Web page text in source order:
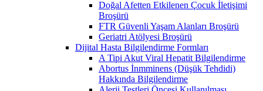
Doğal Afetten Etkilenen Çocuk İletişimi
Broşürü
FTR Güvenli Yaşam Alanları Broşürü
Geriatri Atölyesi Broşürü
Dijital Hasta Bilgilendirme Formları
A Tipi Akut Viral Hepatit Bilgilendirme
Abortus İnmminens (Düşük Tehdidi)
Hakkında Bilgilendirme